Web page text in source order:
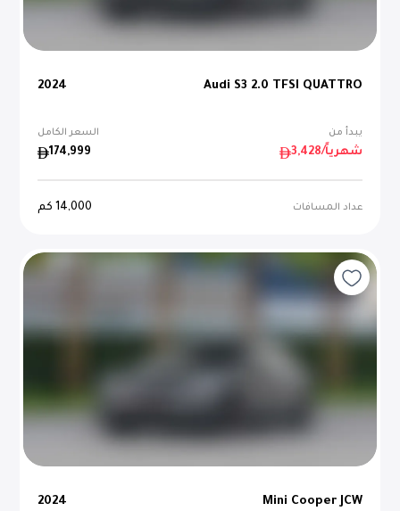
Audi S3 2.0 TFSI QUATTRO
2024
يبدأ من السعر الكامل
3,428 /شهرياً 174,999
عداد المسافات 14,000 كم
Mini Cooper JCW
2024